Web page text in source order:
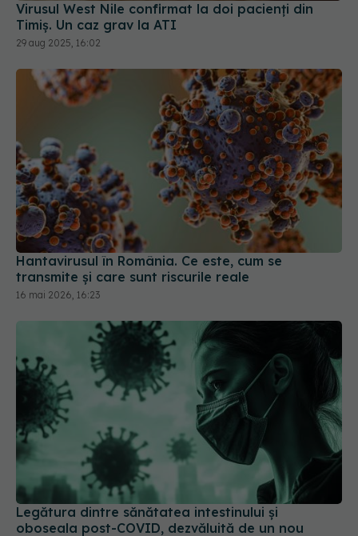
Virusul West Nile confirmat la doi pacienți din
Timiș. Un caz grav la ATI
29 aug 2025, 16:02
Hantavirusul în România. Ce este, cum se
transmite și care sunt riscurile reale
16 mai 2026, 16:23
Legătura dintre sănătatea intestinului și
oboseala post-COVID, dezvăluită de un nou